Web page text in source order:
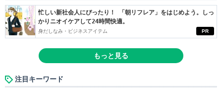
PR
忙しい新社会人にぴったり！ 「朝リフレア」をはじめよう。しっ
かりニオイケアして24時間快適。
身だしなみ・ビジネスアイテム
もっと見る
注目キーワード